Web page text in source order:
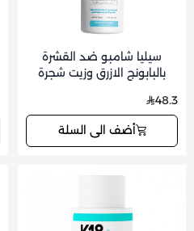
سيليا شامبو ضد القشرة
بالبابونج الازرق وزيت شجرة
48.3
أضف الى السلة